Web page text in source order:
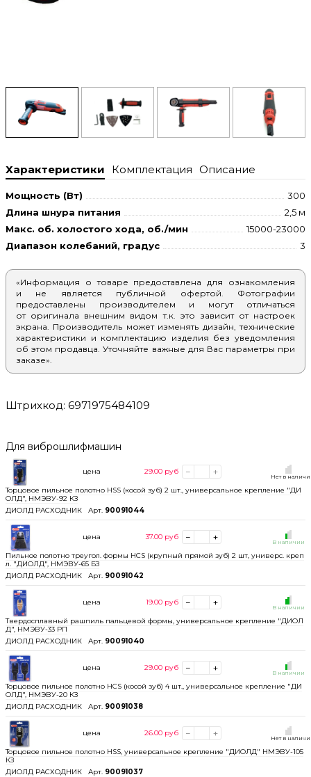
Штрихкод: 6971975484109
Характеристики Комплектация Описание
Мощность (Вт)
300
Длина шнура питания
2,5 м
Макс. об. холостого хода, об./мин
15000-23000
Диапазон колебаний, градус
3
«Информация о товаре предоставлена для ознакомления
и не является публичной офертой. Фотографии
предоставлены производителем и могут отличаться
от оригинала внешним видом т.к. это зависит от настроек
экрана. Производитель может изменять дизайн, технические
характеристики и комплектацию изделия без уведомления
об этом продавца. Уточняйте важные для Вас параметры при
заказе».
Для виброшлифмашин
Торцовое пильное полотно HSS (косой зуб) 2 шт., универсальное крепление "ДИ
ОЛД", НМЭВУ-92 КЗ
ДИОЛД РАСХОДНИК
Арт. 90091044
Нет в
цена 29.00 руб
Пильное полотно треугол. формы HCS (крупный прямой зуб) 2 шт, универс. креп
л. "ДИОЛД", НМЭВУ-65 БЗ
ДИОЛД РАСХОДНИК
Арт. 90091042
В наличии
цена 37.00 руб
Твердосплавный рашпиль пальцевой формы, универсальное крепление "ДИОЛ
Д", НМЭВУ-33 РП
ДИОЛД РАСХОДНИК
Арт. 90091040
В наличии
цена 19.00 руб
Торцовое пильное полотно HCS (косой зуб) 4 шт., универсальное крепление "ДИ
ОЛД", НМЭВУ-20 КЗ
ДИОЛД РАСХОДНИК
Арт. 90091038
В наличии
цена 29.00 руб
Торцовое пильное полотно HSS, универсальное крепление "ДИОЛД" НМЭВУ-105
КЗ
ДИОЛД РАСХОДНИК
Арт. 90091037
Нет в
цена 26.00 руб